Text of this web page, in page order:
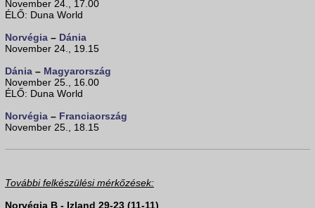
November 24., 17.00
ÉLŐ: Duna World
Norvégia – Dánia
November 24., 19.15
Dánia – Magyarország
November 25., 16.00
ÉLŐ: Duna World
Norvégia – Franciaország
November 25., 18.15
További felkészülési mérkőzések:
Norvégia B - Izland 29-23 (11-11)